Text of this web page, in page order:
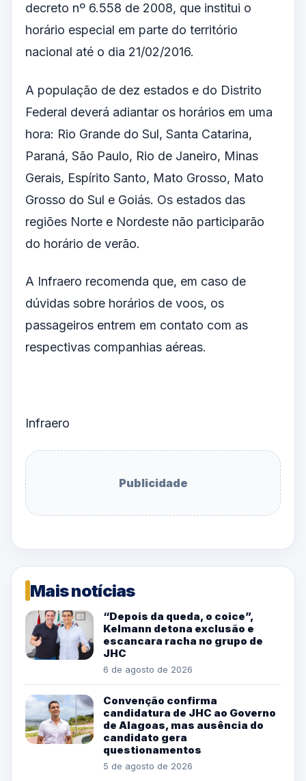
decreto nº 6.558 de 2008, que institui o
horário especial em parte do território
nacional até o dia 21/02/2016.
A população de dez estados e do Distrito
Federal deverá adiantar os horários em uma
hora: Rio Grande do Sul, Santa Catarina,
Paraná, São Paulo, Rio de Janeiro, Minas
Gerais, Espírito Santo, Mato Grosso, Mato
Grosso do Sul e Goiás. Os estados das
regiões Norte e Nordeste não participarão
do horário de verão.
A Infraero recomenda que, em caso de
dúvidas sobre horários de voos, os
passageiros entrem em contato com as
respectivas companhias aéreas.
Infraero
Publicidade
Mais notícias
“Depois da queda, o coice”,
Kelmann detona exclusão e
escancara racha no grupo de
JHC
6 de agosto de 2026
Convenção confirma
candidatura de JHC ao Governo
de Alagoas, mas ausência do
candidato gera
questionamentos
5 de agosto de 2026